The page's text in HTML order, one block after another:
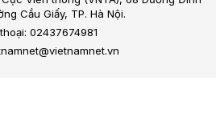
Cầu Giấy, TP. Hà Nội.
02437674981